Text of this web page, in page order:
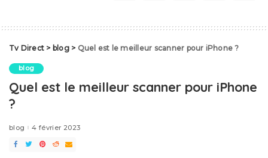
Tv Direct > blog> Quel est le meilleur scanner pour iPhone ?
blog
Quel est le meilleur scanner pour iPhone
?
blog 4 février 2023